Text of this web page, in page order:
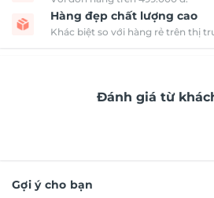
Hàng đẹp chất lượng cao
Khác biệt so với hàng rẻ trên thị
Đánh giá từ
Gợi ý cho bạn